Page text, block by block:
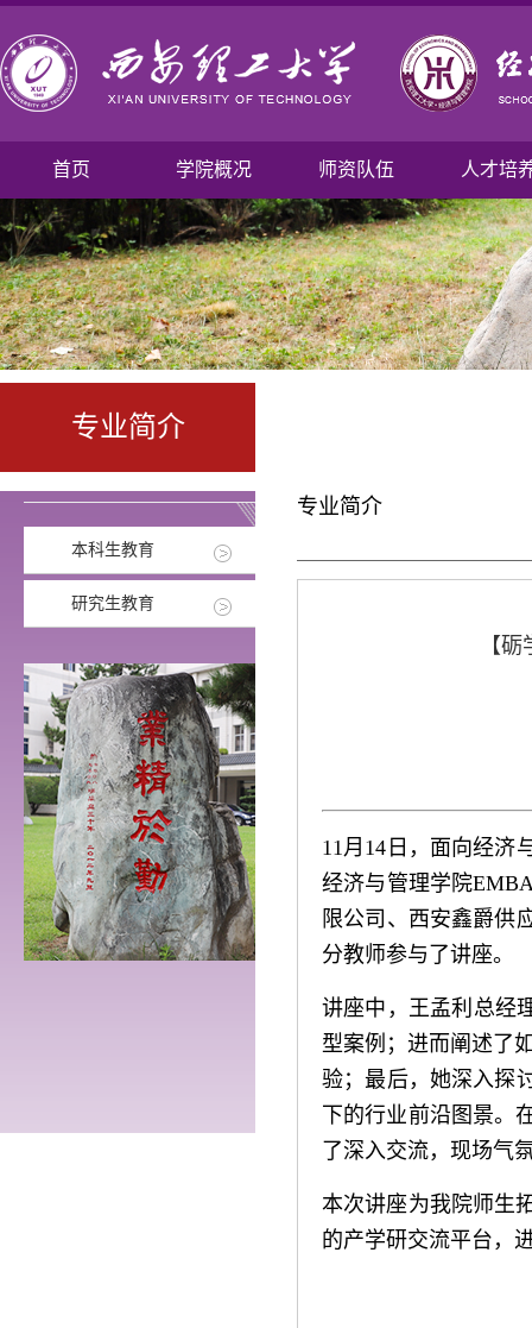
首页 学院概况 师资队伍 人才培
专业简介
本科生教育
研究生教育
专业简介
【
11月14日，面向经济
经济与管理学院
限公司、西安鑫爵供
分教师参与了讲座。
讲座中，王孟利总经
型案例；进而阐述了
验；最后，她深入探
下的行业前沿图景。
了深入交流，现场气
本次讲座为我院师生
的产学研交流平台，